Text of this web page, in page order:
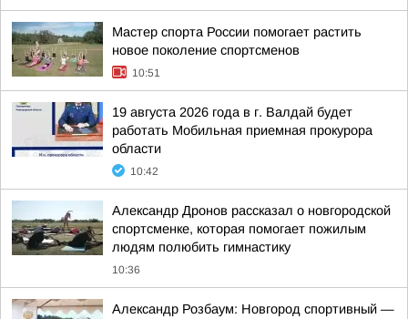
Мастер спорта России помогает растить
новое поколение спортсменов
10:51
19 августа 2026 года в г. Валдай будет
работать Мобильная приемная прокурора
области
10:42
Александр Дронов рассказал о новгородской
спортсменке, которая помогает пожилым
людям полюбить гимнастику
10:36
Александр Розбаум: Новгород спортивный —